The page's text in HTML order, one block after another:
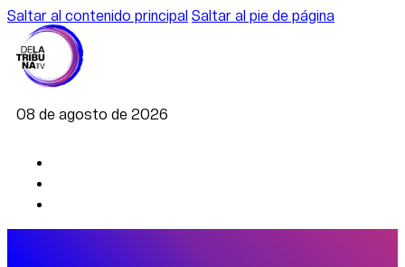
Saltar al contenido principal Saltar al pie de página
08 de agosto de 2026